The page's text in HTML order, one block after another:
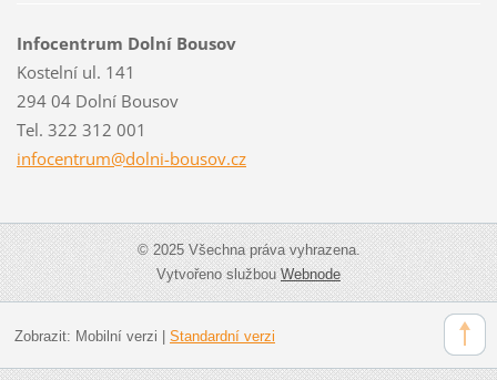
Infocentrum Dolní Bousov
Kostelní ul. 141
294 04 Dolní Bousov
Tel. 322 312 001
infocentrum@dolni-bousov.cz
© 2025 Všechna práva vyhrazena.
Vytvořeno službouWebnode
Zobrazit: Mobilní verzi Standardní verzi